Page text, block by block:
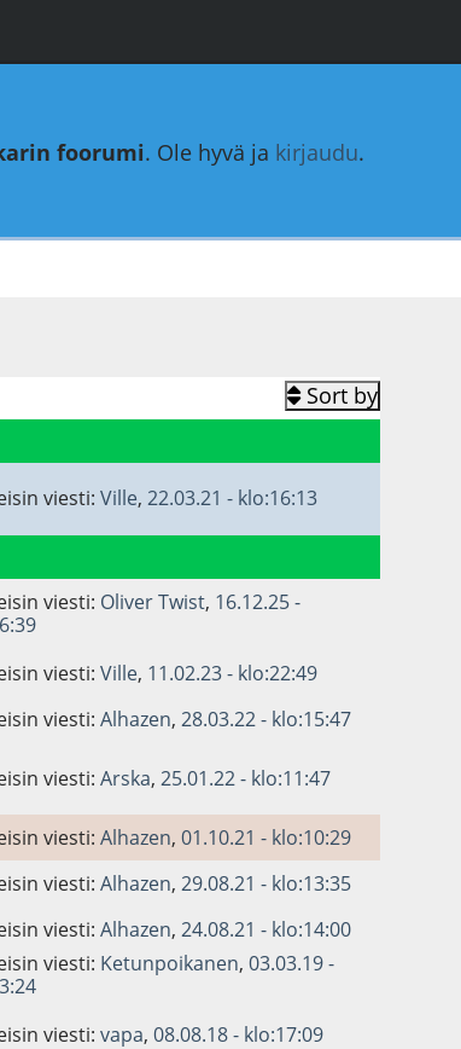
foorumi. Ole hyvä ja kirjaudu.
Sort by
viesti: Ville, 22.03.21 - klo:16:13
viesti: Oliver Twist, 16.12.25 -
viesti: Ville, 11.02.23 - klo:22:49
viesti: Alhazen, 28.03.22 - klo:15:47
viesti: Arska, 25.01.22 - klo:11:47
viesti: Alhazen, 01.10.21 - klo:10:29
viesti: Alhazen, 29.08.21 - klo:13:35
viesti: Alhazen, 24.08.21 - klo:14:00
viesti: Ketunpoikanen, 03.03.19 -
viesti: vapa, 08.08.18 - klo:17:09